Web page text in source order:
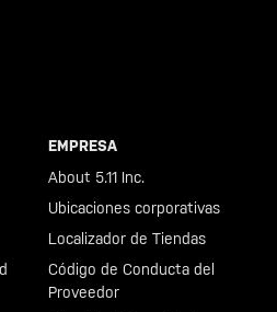
EMPRESA
About 5.11 Inc.
Ubicaciones corporativas
Localizador de Tiendas
Código de Conducta del
Proveedor